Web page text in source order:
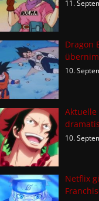
11.
Dragon
10.
Aktuelle
10.
Netflix